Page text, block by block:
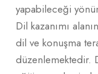
yapabileceği
Dil kazanımı
dil ve konuşma
düzenlemektedir.